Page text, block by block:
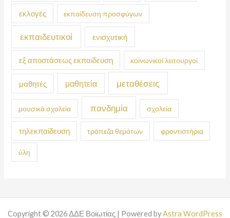
εκλογές εκπαίδευση προσφύγων
εκπαιδευτικοί ενισχυτική
εξ αποστάσεως εκπαίδευση κοινωνικοί λειτουργοί
μαθητές μαθητεία μεταθέσεις
μουσικά σχολεία πανδημία σχολεία
τηλεκπαίδευση τράπεζα θεμάτων φροντιστήρια
ύλη
Copyright © 2026 ΔΔΕ Βοιωτίας | Powered byAstra WordPress